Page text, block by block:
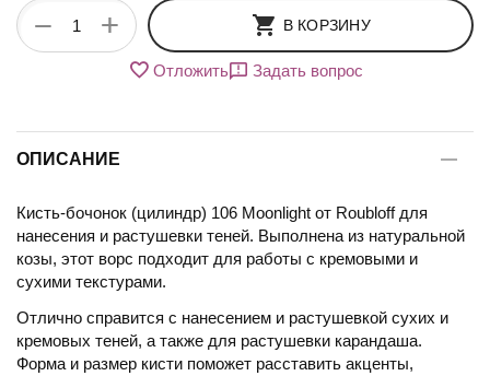
+
− В КОРЗИНУ
Отложить Задать вопрос
ОПИСАНИЕ
Кисть-бочонок (цилиндр) 106 Moonlight от Roubloff для
нанесения и растушевки теней. Выполнена из натуральной
козы, этот ворс подходит для работы с кремовыми и
сухими текстурами.
Отлично справится с нанесением и растушевкой сухих и
кремовых теней, а также для растушевки карандаша.
Форма и размер кисти поможет расставить акценты,